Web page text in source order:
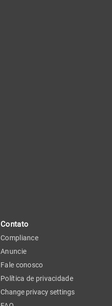
Contato
Compliance
Anuncie
Fale conosco
Política de privacidade
Change privacy settings